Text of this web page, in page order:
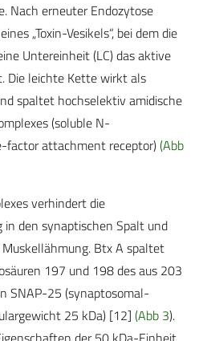
Nach erneuter Endozytose
„Toxin-Vesikels“, bei dem die
Untereinheit (LC) das aktive
Die leichte Kette wirkt als
spaltet hochselektiv amidische
(soluble N-
attachment receptor)(Abb
verhindert die
den synaptischen Spalt und
Btx A spaltet
197 und 198 des aus 203
SNAP-25 (synaptosomal-
25 kDa) [12] (Abb 3).